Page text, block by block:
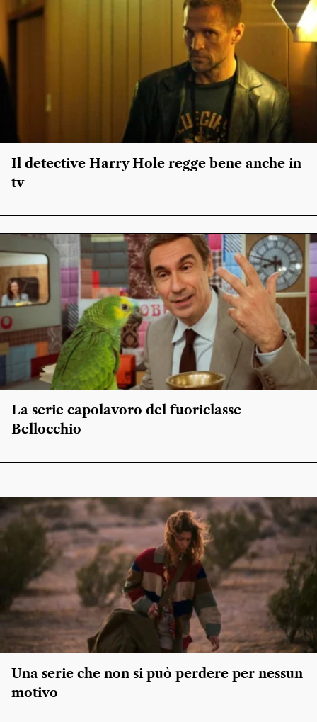
Il detective Harry Hole regge bene anche in
tv
La serie capolavoro del fuoriclasse
Bellocchio
Una serie che non si può perdere per nessun
motivo